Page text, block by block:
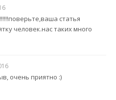
статья
человек.нас таких много
очень приятно :)